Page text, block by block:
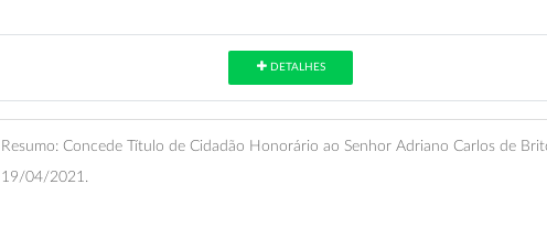
DETALHES
Resumo: Concede Título de Cidadão Honorário ao Senhor Adriano Carlos de
19/04/2021.